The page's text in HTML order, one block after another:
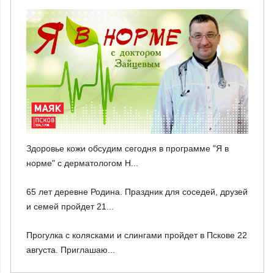
Здоровье кожи обсудим сегодня в программе "Я в
норме" с дерматологом Н...
65 лет деревне Родина. Праздник для соседей, друзей
и семей пройдет 21...
Прогулка с колясками и слингами пройдет в Пскове 22
августа. Приглашаю...